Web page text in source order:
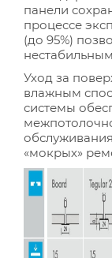
панели
процессе
(до 95%)
Уход за
влажным
системы
«мокрых»